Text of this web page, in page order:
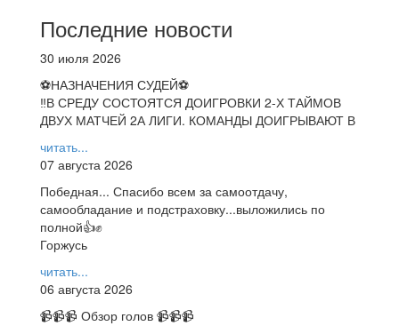
Последние новости
30 июля 2026
⚽НАЗНАЧЕНИЯ СУДЕЙ⚽
‼В СРЕДУ СОСТОЯТСЯ ДОИГРОВКИ 2-Х ТАЙМОВ
ДВУХ МАТЧЕЙ 2А ЛИГИ. КОМАНДЫ ДОИГРЫВАЮТ В
читать...
07 августа 2026
Победная... Спасибо всем за самоотдачу,
самообладание и подстраховку...выложились по
полной👍✊
Горжусь
читать...
06 августа 2026
📹📹📹 Обзор голов 📹📹📹